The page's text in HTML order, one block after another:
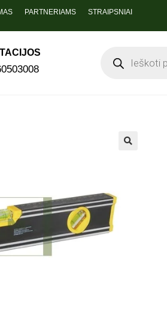
PARTNERIAMS STRAIPSNIAI